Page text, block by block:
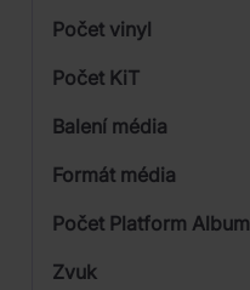
Počet vinyl
Počet KiT
Balení média
Formát média
Počet Platform Album
Zvuk